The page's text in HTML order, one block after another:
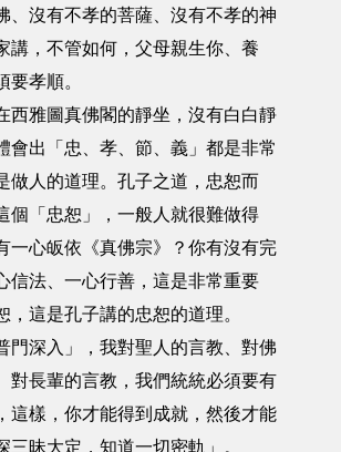
、沒有不孝的菩薩、沒有不孝的神
講，不管如何，父母親生你、養
要孝順。
雅圖真佛閣的靜坐，沒有白白靜
會出「忠、孝、節、義」都是非常
做人的道理。孔子之道，忠恕而
個「忠恕」，一般人就很難做得
一心皈依《真佛宗》？你有沒有完
信法、一心行善，這是非常重要
，這是孔子講的忠恕的道理。
深入」，我對聖人的言教、對佛
對長輩的言教，我們統統必須要有
這樣，你才能得到成就，然後才能
三昧大定，知道一切密軌」。